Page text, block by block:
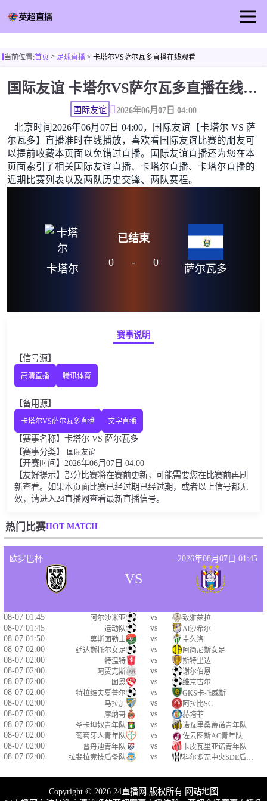
足球直播
足球视频
足球新闻
当前位置:首页> 足球直播> 卡塔尔VS萨尔瓦多直播在线观看
国际友谊 卡塔尔VS萨尔瓦多直播在线观看高清无插件
国际友谊 2026年06月07日 04:00
北京时间2026年06月07日 04:00，国际友谊【卡塔尔 VS 萨
尔瓦多】直播准时在线播放，喜欢看国际友谊比赛的朋友可
以提前收藏本页面以免错过直播。国际友谊直播还为您在本
页面索引了相关国际友谊直播、卡塔尔直播、卡塔尔直播的
近期比赛列表以及两队历史交锋、两队赛程。
卡塔尔
0 - 0
已结束
萨尔瓦多
赛事说明
【信号源】
高清直播 腾讯体育
【备用源】
卡塔尔VS萨尔瓦多直播 文字直播
【赛事名称】卡塔尔 VS 萨尔瓦多
【赛事分类】
国际友谊
【开赛时间】2026年06月07日 04:00
【友好提示】部分比赛将在赛前更新，可能需要您在比赛前再刷
新查看。如果本页面比赛已经过期已经过期，或者以上信号都无
效，请进入24直播网查看最新直播信号。
热门比赛HOT MATCH
欧罗巴杯 2026年08月07日 01:45
VS
08-07 01:45 阿尔沙米亚 vs 致雅兹拉
08-07 01:45 运动队 vs Al沙希尔
08-07 01:50 莫斯图勒士 vs 圭久洛
08-07 02:00 廷达斯托尔女足 vs 阿简尼斯女足
08-07 02:00 特温特 vs 斯特里达
08-07 02:00 阿贾克斯 vs 谢尔伯恩
08-07 02:00 图恩 vs 维京古尔
08-07 02:00 特拉维夫夏普尔 vs GKS卡托威斯
08-07 02:00 马拉加 vs 阿拉比SC
08-07 02:00 摩纳哥 vs 赫塔菲
08-07 02:00 圣卡坦奴青年队 vs 诺瓦里桑蒂诺青年队
08-07 02:00 葡萄牙人青年队 vs 佐云图斯AC青年队
08-07 02:00 普丹迪青年队 vs 卡皮瓦里亚诺青年队
08-07 02:00 拉斐拉竞技后备队 vs 科尔多瓦中央SDE后备队
Copyright © 2026 24直播网 版权所有 网站地图